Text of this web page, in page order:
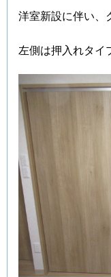
洋室新設に伴い、
左側は押入れタイ